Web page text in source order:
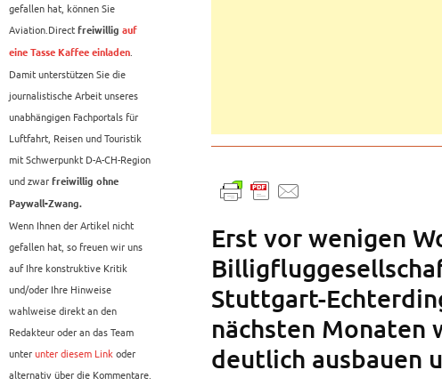
gefallen hat, können Sie
Aviation.Direct freiwillig auf
eine Tasse Kaffee einladen.
Damit unterstützen Sie die
journalistische Arbeit unseres
unabhängigen Fachportals für
Luftfahrt, Reisen und Touristik
mit Schwerpunkt D-A-CH-Region
und zwar freiwillig ohne
Paywall-Zwang.
Wenn Ihnen der Artikel nicht
gefallen hat, so freuen wir uns
auf Ihre konstruktive Kritik
und/oder Ihre Hinweise
wahlweise direkt an den
Redakteur oder an das Team
unterunter diesem Linkoder
alternativ über die Kommentare.
Erst vor wenigen
Stuttgart-
nächsten Monaten
deutlich ausbauen